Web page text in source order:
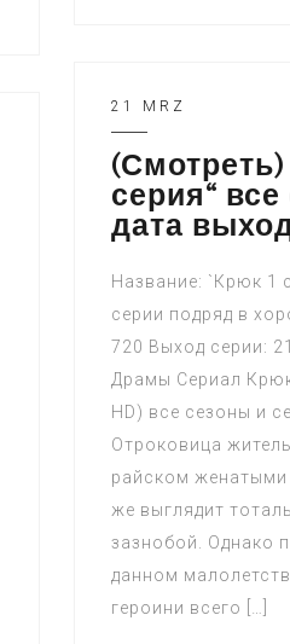
21 MRZ
(Смотреть)
серия“
дата
Название: `Крюк 1
серии подряд в
720 Выход серии:
Драмы Сериал
HD) все сезоны и
Отроковица
райском женатыми
же выглядит
зазнобой. Однако
данном
героини всего […]